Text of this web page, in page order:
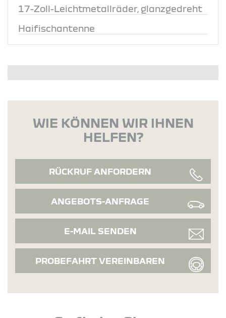
17-Zoll-Leichtmetallräder, glanzgedreht
Haifischantenne
WIE KÖNNEN WIR IHNEN
HELFEN?
RÜCKRUF ANFORDERN
ANGEBOTS-ANFRAGE
E-MAIL SENDEN
PROBEFAHRT VEREINBAREN